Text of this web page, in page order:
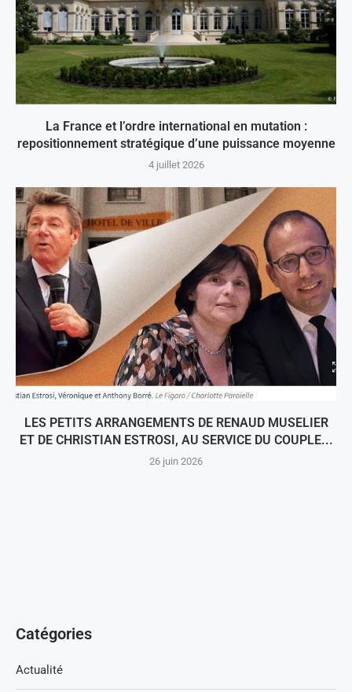
La France et l’ordre international en mutation :
repositionnement stratégique d’une puissance moyenne
4 juillet 2026
LES PETITS ARRANGEMENTS DE RENAUD MUSELIER
ET DE CHRISTIAN ESTROSI, AU SERVICE DU COUPLE...
26 juin 2026
Catégories
Actualité